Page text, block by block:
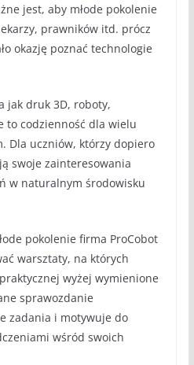
jest, aby młode pokolenie
prawników itd. prócz
okazję poznać technologie
jak druk 3D, roboty,
to codzienność dla wielu
Dla uczniów, którzy dopiero
swoje zainteresowania
w naturalnym środowisku
pokolenie firma ProCobot
warsztaty, na których
wyżej wymienione
sprawozdanie
zadania i motywuje do
wśród swoich